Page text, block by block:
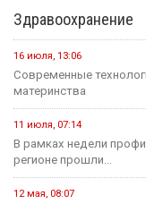
Здравоохранение
16 июля, 13:06
Современные
материнства
11 июля, 07:14
В рамках недели
регионе прошли...
12 мая, 08:07